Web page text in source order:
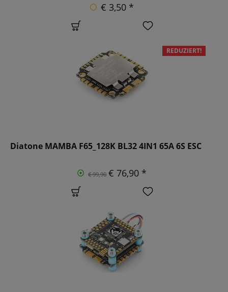
€ 3,50 *
REDUZIERT!
Diatone MAMBA F65_128K BL32 4IN1 65A 6S ESC
€ 99,90 € 76,90 *